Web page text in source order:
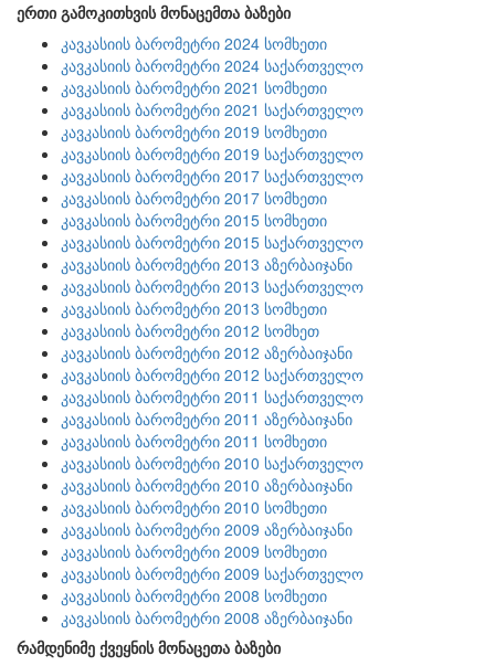
ერთი გამოკითხვის მონაცემთა ბაზები
კავკასიის ბარომეტრი 2024 სომხეთი
კავკასიის ბარომეტრი 2024 საქართველო
კავკასიის ბარომეტრი 2021 სომხეთი
კავკასიის ბარომეტრი 2021 საქართველო
კავკასიის ბარომეტრი 2019 სომხეთი
კავკასიის ბარომეტრი 2019 საქართველო
კავკასიის ბარომეტრი 2017 საქართველო
კავკასიის ბარომეტრი 2017 სომხეთი
კავკასიის ბარომეტრი 2015 სომხეთი
კავკასიის ბარომეტრი 2015 საქართველო
კავკასიის ბარომეტრი 2013 აზერბაიჯანი
კავკასიის ბარომეტრი 2013 საქართველო
კავკასიის ბარომეტრი 2013 სომხეთი
კავკასიის ბარომეტრი 2012 სომხეთ
კავკასიის ბარომეტრი 2012 აზერბაიჯანი
კავკასიის ბარომეტრი 2012 საქართველო
კავკასიის ბარომეტრი 2011 საქართველო
კავკასიის ბარომეტრი 2011 აზერბაიჯანი
კავკასიის ბარომეტრი 2011 სომხეთი
კავკასიის ბარომეტრი 2010 საქართველო
კავკასიის ბარომეტრი 2010 აზერბაიჯანი
კავკასიის ბარომეტრი 2010 სომხეთი
კავკასიის ბარომეტრი 2009 აზერბაიჯანი
კავკასიის ბარომეტრი 2009 სომხეთი
კავკასიის ბარომეტრი 2009 საქართველო
კავკასიის ბარომეტრი 2008 სომხეთი
კავკასიის ბარომეტრი 2008 აზერბაიჯანი
რამდენიმე ქვეყნის მონაცეთა ბაზები